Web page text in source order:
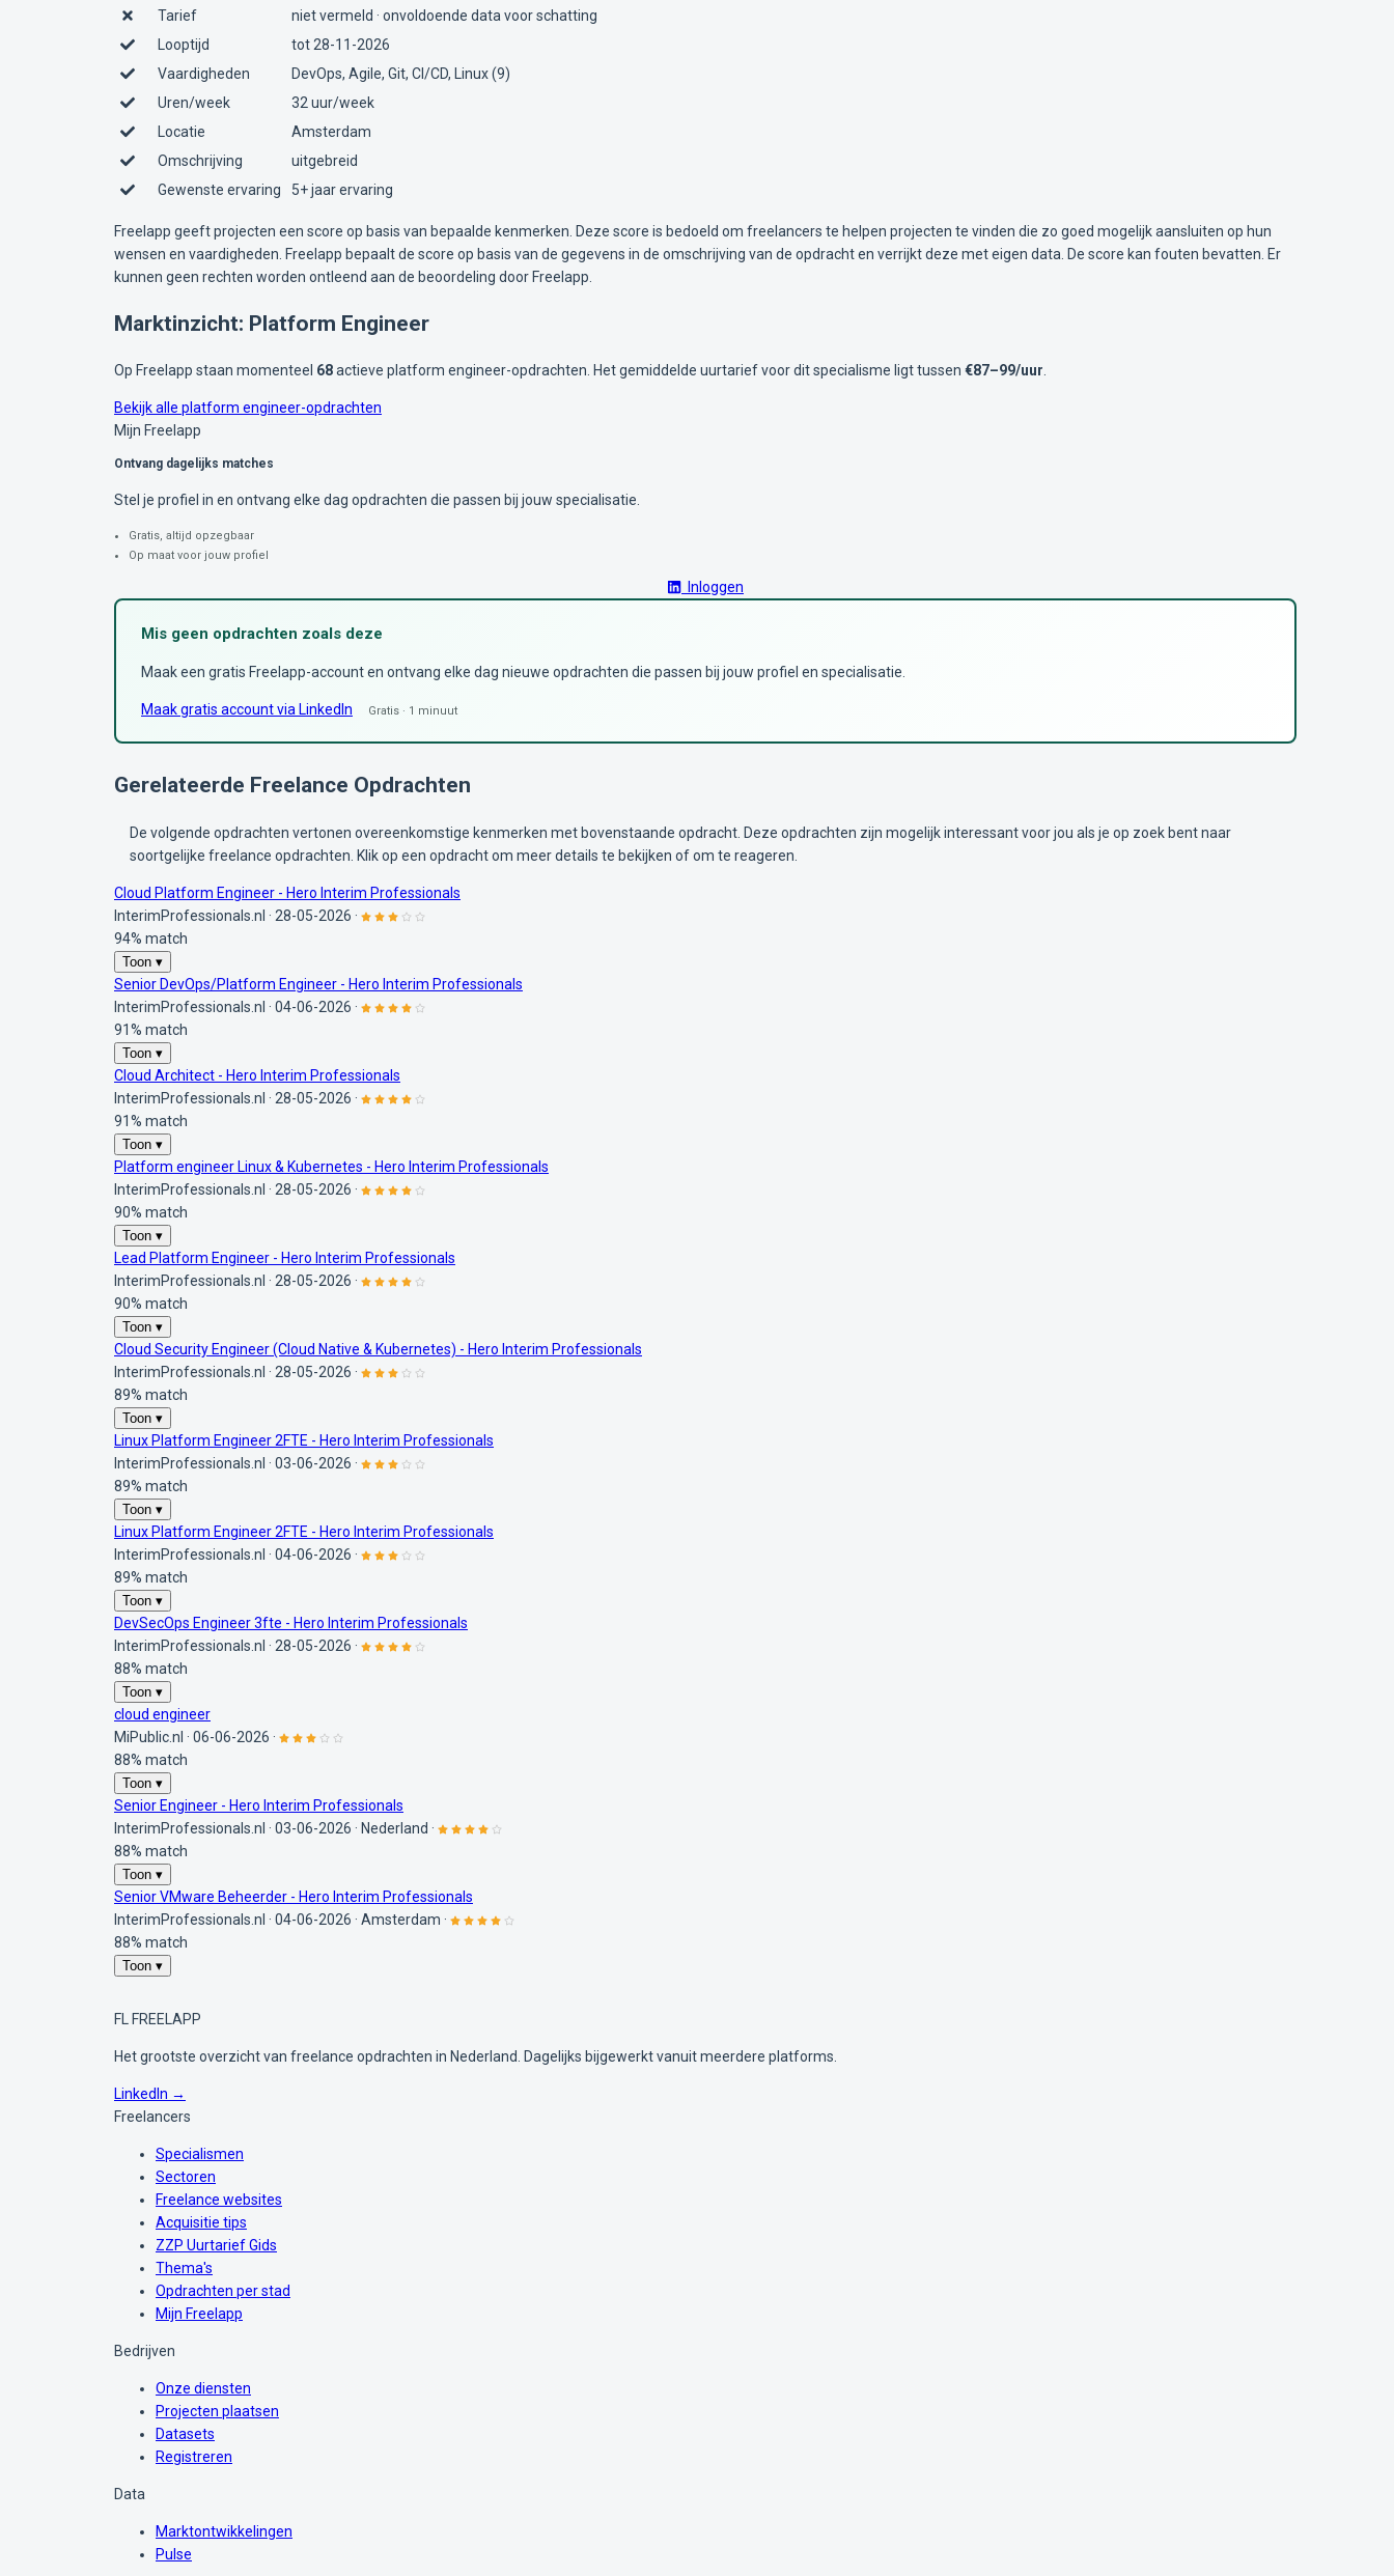
Tarief
niet vermeld · onvoldoende data voor schatting
Looptijd
tot 28-11-2026
Vaardigheden
DevOps, Agile, Git, CI/CD, Linux (9)
Uren/week
32 uur/week
Locatie
Amsterdam
Omschrijving
uitgebreid
Gewenste ervaring
5+ jaar ervaring
Freelapp geeft projecten een score op basis van bepaalde kenmerken. Deze score is bedoeld om freelancers te helpen projecten te vinden die zo goed mogelijk aansluiten op hun
wensen en vaardigheden. Freelapp bepaalt de score op basis van de gegevens in de omschrijving van de opdracht en verrijkt deze met eigen data. De score kan fouten bevatten. Er
kunnen geen rechten worden ontleend aan de beoordeling door Freelapp.
Marktinzicht: Platform Engineer
Op Freelapp staan momenteel 68actieve platform engineer-opdrachten. Het gemiddelde uurtarief voor dit specialisme ligt tussen €87–99/uur
Bekijk alle platform engineer-opdrachten
Mijn Freelapp
Ontvang dagelijks matches
Stel je profiel in en ontvang elke dag opdrachten die passen bij jouw specialisatie.
Gratis, altijd opzegbaar
Op maat voor jouw profiel
Inloggen
Mis geen opdrachten zoals deze
Maak een gratis Freelapp-account en ontvang elke dag nieuwe opdrachten die passen bij jouw profiel en specialisatie.
Maak gratis account via LinkedIn Gratis · 1 minuut
Gerelateerde Freelance Opdrachten
De volgende opdrachten vertonen overeenkomstige kenmerken met bovenstaande opdracht. Deze opdrachten zijn mogelijk interessant voor jou als je op zoek bent naar
soortgelijke freelance opdrachten. Klik op een opdracht om meer details te bekijken of om te reageren.
Cloud Platform Engineer - Hero Interim Professionals
InterimProfessionals.nl · 28-05-2026 ·
94% match
Toon ▾
Senior DevOps/Platform Engineer - Hero Interim Professionals
InterimProfessionals.nl · 04-06-2026 ·
91% match
Toon ▾
Cloud Architect - Hero Interim Professionals
InterimProfessionals.nl · 28-05-2026 ·
91% match
Toon ▾
Platform engineer Linux & Kubernetes - Hero Interim Professionals
InterimProfessionals.nl · 28-05-2026 ·
90% match
Toon ▾
Lead Platform Engineer - Hero Interim Professionals
InterimProfessionals.nl · 28-05-2026 ·
90% match
Toon ▾
Cloud Security Engineer (Cloud Native & Kubernetes) - Hero Interim Professionals
InterimProfessionals.nl · 28-05-2026 ·
89% match
Toon ▾
Linux Platform Engineer 2FTE - Hero Interim Professionals
InterimProfessionals.nl · 03-06-2026 ·
89% match
Toon ▾
Linux Platform Engineer 2FTE - Hero Interim Professionals
InterimProfessionals.nl · 04-06-2026 ·
89% match
Toon ▾
DevSecOps Engineer 3fte - Hero Interim Professionals
InterimProfessionals.nl · 28-05-2026 ·
88% match
Toon ▾
cloud engineer
MiPublic.nl · 06-06-2026 ·
88% match
Toon ▾
Senior Engineer - Hero Interim Professionals
InterimProfessionals.nl · 03-06-2026 · Nederland ·
88% match
Toon ▾
Senior VMware Beheerder - Hero Interim Professionals
InterimProfessionals.nl · 04-06-2026 · Amsterdam ·
88% match
Toon ▾
FL FREELAPP
Het grootste overzicht van freelance opdrachten in Nederland. Dagelijks bijgewerkt vanuit meerdere platforms.
LinkedIn →
Freelancers
Specialismen
Sectoren
Freelance websites
Acquisitie tips
ZZP Uurtarief Gids
Thema's
Opdrachten per stad
Mijn Freelapp
Bedrijven
Onze diensten
Projecten plaatsen
Datasets
Registreren
Data
Marktontwikkelingen
Pulse